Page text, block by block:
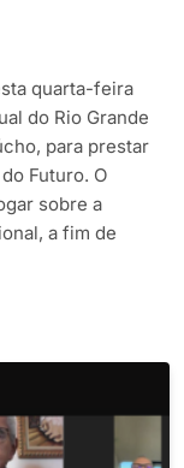
quarta-feira
do Rio Grande
para prestar
Futuro. O
sobre a
a fim de